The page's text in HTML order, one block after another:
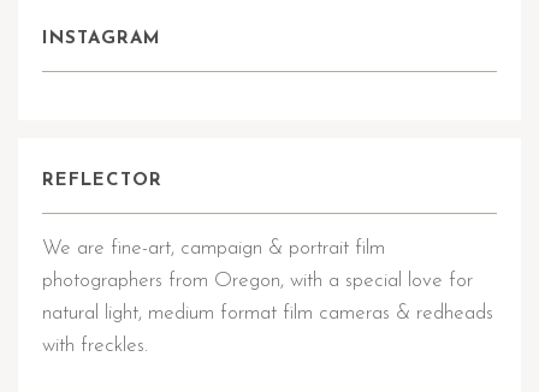
INSTAGRAM
REFLECTOR
We are fine-art, campaign & portrait film
photographers from Oregon, with a special love for
natural light, medium format film cameras & redheads
with freckles.